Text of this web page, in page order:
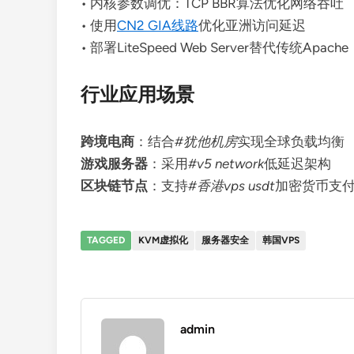
• 内核参数调优：TCP BBR算法优化网络吞吐
• 使用CN2 GIA线路优化亚洲访问延迟
• 部署LiteSpeed Web Server替代传统Apache
行业应用场景
跨境电商 ：结合#犹他机房实现全球负载均衡
游戏服务器 ：采用#v5 network低延迟架构
区块链节点 ：支持#香港vps usdt加密货币支
TAGGED KVM虚拟化 服务器安全 韩国VPS
admin